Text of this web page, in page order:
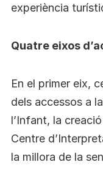
experiència
Quatre eixos
En el primer eix,
dels accessos a
l’Infant, la
Centre
la millora de la